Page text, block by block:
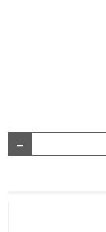
-